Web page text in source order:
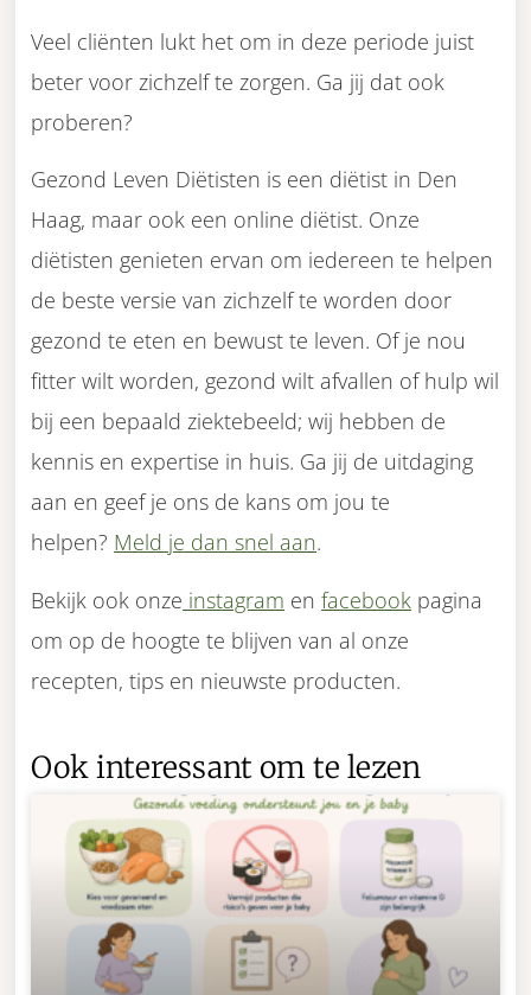
Veel cliënten lukt het om in deze periode juist
beter voor zichzelf te zorgen. Ga jij dat ook
proberen?
Gezond Leven Diëtisten is een diëtist in Den
Haag, maar ook een online diëtist. Onze
diëtisten genieten ervan om iedereen te helpen
de beste versie van zichzelf te worden door
gezond te eten en bewust te leven. Of je nou
fitter wilt worden, gezond wilt afvallen of hulp wil
bij een bepaald ziektebeeld; wij hebben de
kennis en expertise in huis. Ga jij de uitdaging
aan en geef je ons de kans om jou te
helpen? Meld je dan snel aan.
Bekijk ook onze instagram enfacebook pagina
om op de hoogte te blijven van al onze
recepten, tips en nieuwste producten.
Ook interessant om te lezen